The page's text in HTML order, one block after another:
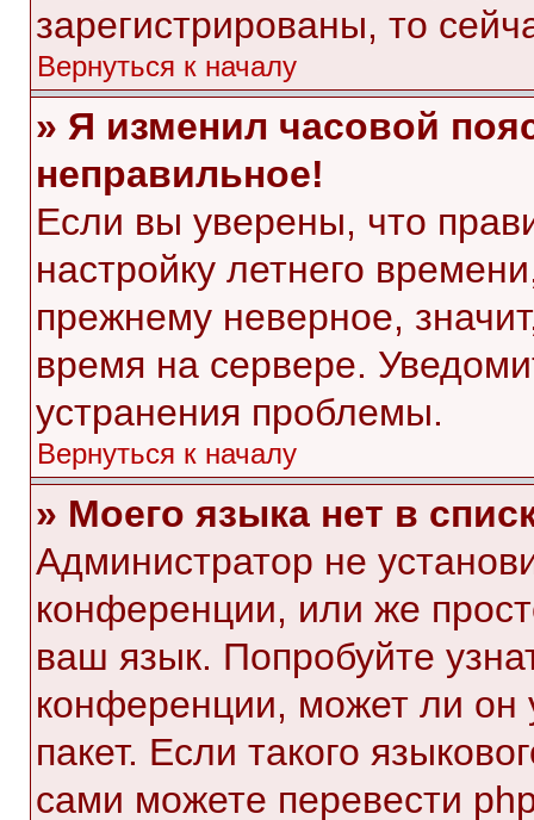
зарегистрированы, то
Вернуться к началу
» Я изменил часовой
неправильное!
Если вы уверены, что
настройку летнего
прежнему неверное,
время на сервере.
устранения проблемы.
Вернуться к началу
» Моего языка нет в
Администратор не
конференции, или же
ваш язык. Попробуйте
конференции, может ли он
пакет. Если такого
сами можете перевести